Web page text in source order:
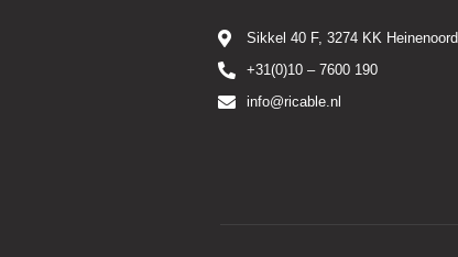
Sikkel 40 F, 3274 KK Heinenoord
+31(0)10 – 7600 190
info@ricable.nl